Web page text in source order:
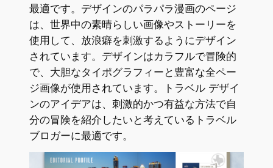
最適です。デザインのパラパラ漫画のページ
は、世界中の素晴らしい画像やストーリーを
使用して、放浪癖を刺激するようにデザイン
されています。デザインはカラフルで冒険的
で、大胆なタイポグラフィーと豊富な全ペー
ジ画像が使用されています。トラベル デザイ
ンのアイデアは、刺激的かつ有益な方法で自
分の冒険を紹介したいと考えているトラベル
ブロガーに最適です。